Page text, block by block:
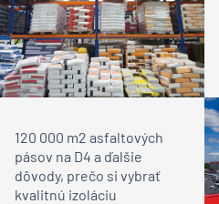
120 000 m2 asfaltových
pásov na D4 a ďalšie
dôvody, prečo si vybrať
kvalitnú izoláciu